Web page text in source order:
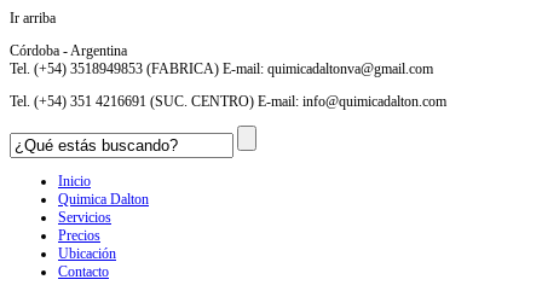
Ir arriba
Córdoba - Argentina
Tel. (+54) 3518949853 (FABRICA) E-mail: quimicadaltonva@gmail.com
Tel. (+54) 351 4216691 (SUC. CENTRO) E-mail: info@quimicadalton.com
Inicio
Quimica Dalton
Servicios
Precios
Ubicación
Contacto